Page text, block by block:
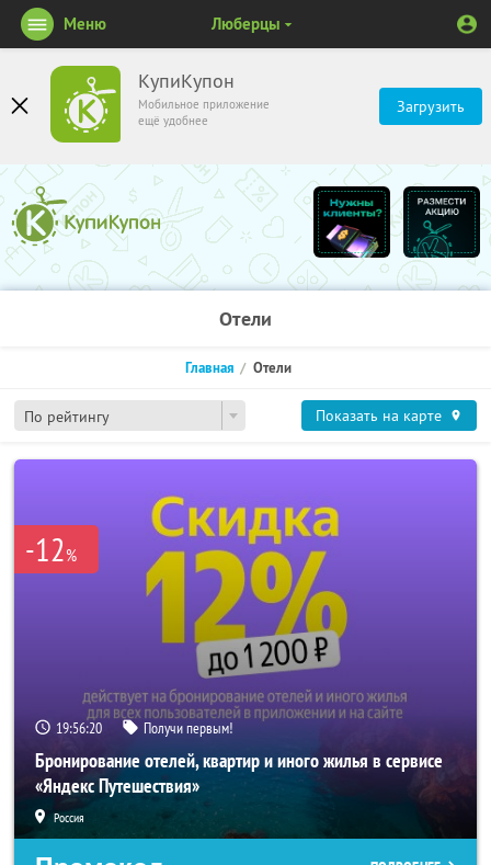
КупиКупон
Мобильное приложение
ещё удобнее
Загрузить
Меню Люберцы
Отели
По рейтингу
Главная Отели
Показать на карте
-12%
19:56:18 Получи первым!
Бронирование отелей, квартир и иного жилья в сервисе
«Яндекс Путешествия»
Россия